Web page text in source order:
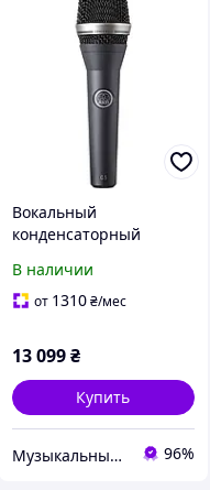
Вокальный
конденсаторный
В наличии
от 1310₴/мес
13 099₴
Купить
Музыкальный магазин "Мелодия" 96%